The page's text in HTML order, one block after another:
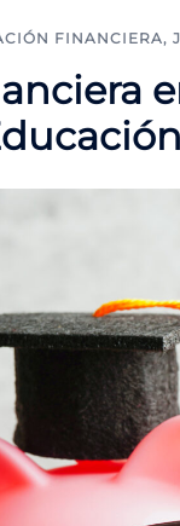
FINANCIERA,